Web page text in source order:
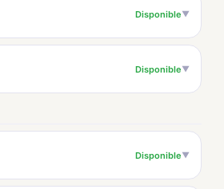
Disponible▼
Disponible▼
Disponible▼